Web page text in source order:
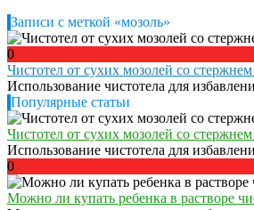
Записи с меткой «мозоль»
0
Чистотел от сухих мозолей со
Использование чистотела для
Популярные статьи
Чистотел от сухих мозолей со
Использование чистотела для
0
Можно ли купать ребенка в растворе